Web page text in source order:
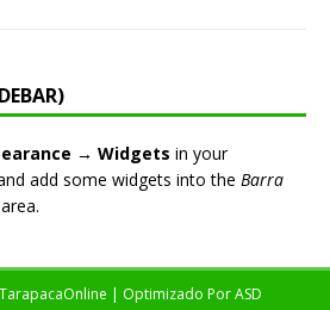
→ Widgets in your
add some widgets into the Barra
| Optimizado PorASD